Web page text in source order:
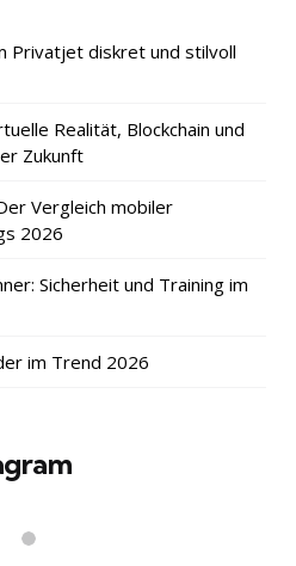
Privatjet diskret und stilvoll
Realität, Blockchain und
Zukunft
Vergleich mobiler
2026
Sicherheit und Training im
im Trend 2026